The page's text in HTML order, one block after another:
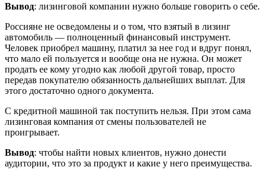
Вывод: лизинговой компании нужно больше говорить о себе.
Россияне не осведомлены и о том, что взятый в лизинг
автомобиль — полноценный финансовый инструмент.
Человек приобрел машину, платил за нее год и вдруг понял,
что мало ей пользуется и вообще она не нужна. Он может
продать ее кому угодно как любой другой товар, просто
передав покупателю обязанность дальнейших выплат. Для
этого достаточно одного документа.
С кредитной машиной так поступить нельзя. При этом сама
лизинговая компания от смены пользователей не
проигрывает.
Вывод: чтобы найти новых клиентов, нужно донести
аудитории, что это за продукт и какие у него преимущества.